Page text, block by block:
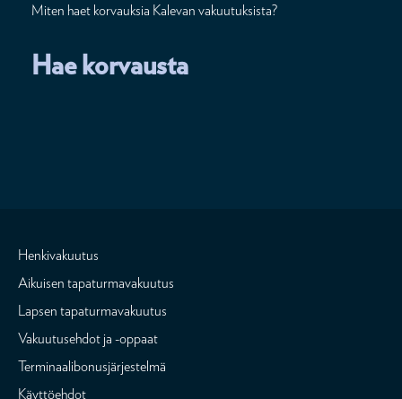
Miten haet korvauksia Kalevan vakuutuksista?
Hae korvausta
Henkivakuutus
Aikuisen tapaturmavakuutus
Lapsen tapaturmavakuutus
Vakuutusehdot ja -oppaat
Terminaalibonusjärjestelmä
Käyttöehdot